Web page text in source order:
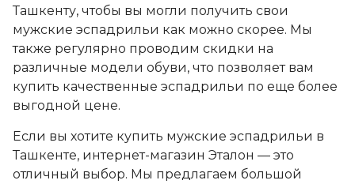
Ташкенту, чтобы вы могли получить свои
мужские эспадрильи как можно скорее. Мы
также регулярно проводим скидки на
различные модели обуви, что позволяет вам
купить качественные эспадрильи по еще более
выгодной цене.
Если вы хотите купить мужские эспадрильи в
Ташкенте, интернет-магазин Эталон — это
отличный выбор. Мы предлагаем большой